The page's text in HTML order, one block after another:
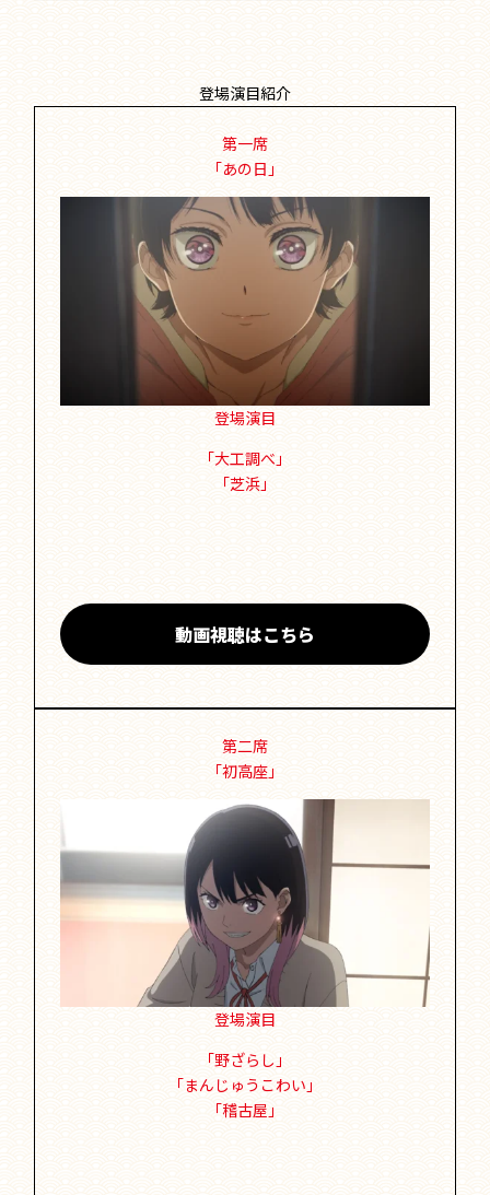
登場演目紹介
第一席
「あの日」
登場演目
「大工調べ」
「芝浜」
動画視聴はこちら
第二席
「初高座」
登場演目
「野ざらし」
「まんじゅうこわい」
「稽古屋」